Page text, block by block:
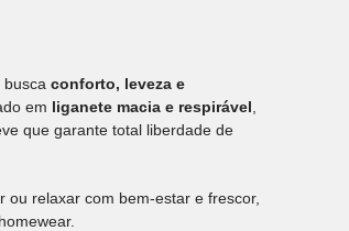
conforto, leveza e
em liganete macia e respirável
que garante total liberdade de
relaxar com bem-estar e frescor,